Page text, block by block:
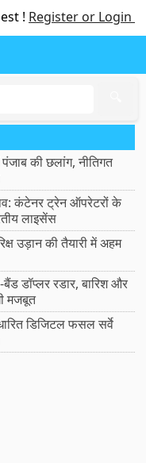
! Register or Login
पंजाब की छलांग, नीतिगत
कंटेनर ट्रेन ऑपरेटरों के
लाइसेंस
उड़ान की तैयारी में अहम
डॉप्लर रडार, बारिश और
मजबूत
डिजिटल फसल सर्वे